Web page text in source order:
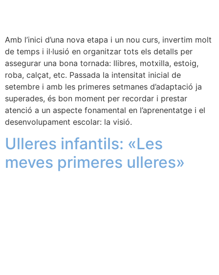
Amb l’inici d’una nova etapa i un nou curs, invertim molt
de temps i il·lusió en organitzar tots els detalls per
assegurar una bona tornada: llibres, motxilla, estoig,
roba, calçat, etc. Passada la intensitat inicial de
setembre i amb les primeres setmanes d’adaptació ja
superades, és bon moment per recordar i prestar
atenció a un aspecte fonamental en l’aprenentatge i el
desenvolupament escolar: la visió.
Ulleres infantils: «Les
meves primeres ulleres»